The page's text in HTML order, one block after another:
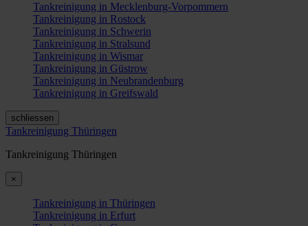
Tankreinigung in Mecklenburg-Vorpommern
Tankreinigung in Rostock
Tankreinigung in Schwerin
Tankreinigung in Stralsund
Tankreinigung in Wismar
Tankreinigung in Güstrow
Tankreinigung in Neubrandenburg
Tankreinigung in Greifswald
schliessen
Tankreinigung Thüringen
Tankreinigung Thüringen
×
Tankreinigung in Thüringen
Tankreinigung in Erfurt